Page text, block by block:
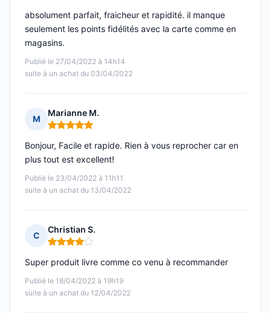
Publié le 27/04/2022 à 14h14
suite à un achat du 03/04/2022
absolument parfait, fraicheur et rapidité. il manque
seulement les points fidélités avec la carte comme en
magasins.
M
Marianne M.
Note : 5 sur 5
Publié le 23/04/2022 à 11h11
suite à un achat du 13/04/2022
Bonjour, Facile et rapide. Rien à vous reprocher car en
plus tout est excellent!
C
Christian S.
Note : 4 sur 5
Publié le 18/04/2022 à 19h19
suite à un achat du 12/04/2022
Super produit livre comme co venu à recommander